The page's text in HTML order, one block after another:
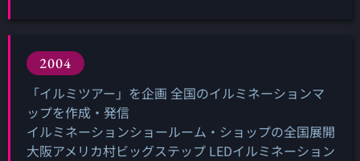
2004
「イルミツアー」を企画 全国のイルミネーションマ
ップを作成・発信
イルミネーションショールーム・ショップの全国展開
大阪アメリカ村ビッグステップ LEDイルミネーション